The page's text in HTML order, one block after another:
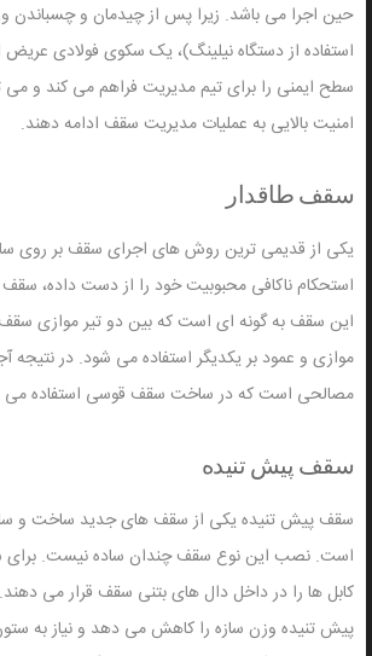
حین اجرا می باشد. زیرا پس از چیدمان و چسباندن
استفاده از دستگاه نیلینگ)، یک سکوی فولادی
سطح ایمنی را برای تیم مدیریت فراهم می کند و می
امنیت بالایی به عملیات مدیریت سقف ادامه دهند.
سقف طاقدار
یکی از قدیمی ترین روش های اجرای سقف بر روی
استحکام ناکافی محبوبیت خود را از دست داده،
این سقف به گونه ای است که بین دو تیر موازی سقف
موازی و عمود بر یکدیگر استفاده می شود. در نتیجه
مصالحی است که در ساخت سقف قوسی استفاده می
سقف پیش تنیده
سقف پیش تنیده یکی از سقف های جدید ساخت و
است. نصب این نوع سقف چندان ساده نیست. برای
کابل ها را در داخل دال های بتنی سقف قرار می
پیش تنیده وزن سازه را کاهش می دهد و نیاز به